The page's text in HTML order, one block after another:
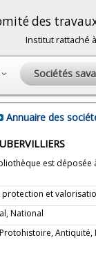
des
Institut rattaché
Sociétés
Annuaire des
est
et
National